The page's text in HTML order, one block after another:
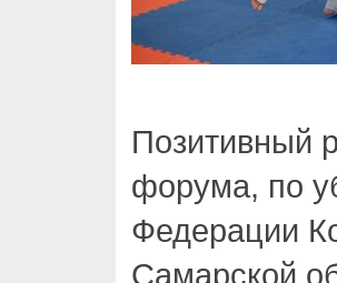
Позитивный
форума, по
Федерации
Самарской